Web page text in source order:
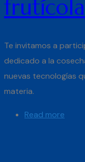
frutícola
Te invitamos a
dedicado a la
nuevas tecnologías
materia.
Read more